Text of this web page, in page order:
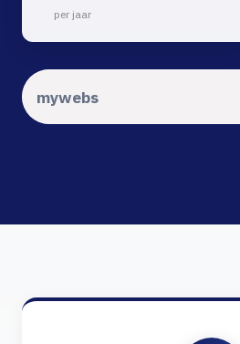
per jaar